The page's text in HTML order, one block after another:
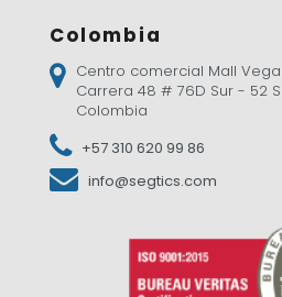
Colombia
Centro comercial Mall
Carrera 48 # 76D Sur - 52
Colombia
+57 310 620 99 86
info@segtics.com